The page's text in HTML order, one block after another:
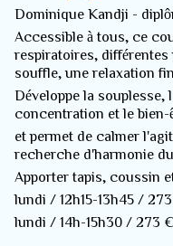
Dominique Kandji -
Accessible à tous, ce
respiratoires, différentes
souffle, une relaxation
Développe la
concentration et le bien-
et permet de calmer
recherche d'harmonie
Apporter tapis, coussin
lundi / 12h15-13h45 /
lundi / 14h-15h30 / 273